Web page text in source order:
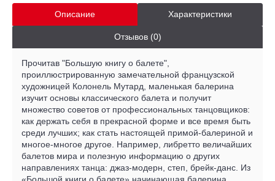
Описание Характеристики
Отзывов (0)
Прочитав "Большую книгу о балете",
проиллюстрированную замечательной французской
художницей Колонель Мутард, маленькая балерина
изучит основы классического балета и получит
множество советов от профессиональных танцовщиков:
как держать себя в прекрасной форме и все время быть
среди лучших; как стать настоящей примой-балериной и
многое-многое другое. Например, либретто величайших
балетов мира и полезную информацию о других
направлениях танца: джаз-модерн, степ, брейк-данс. Из
«Большой книги о балете» начинающая балерина